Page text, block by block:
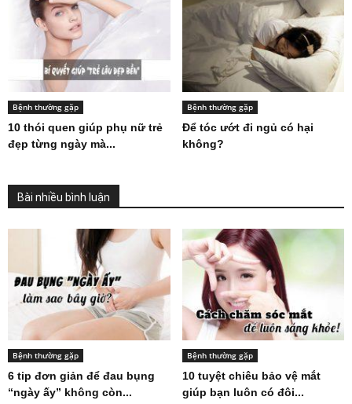
Bệnh thường gặp
10 thói quen giúp phụ nữ trẻ
đẹp từng ngày mà...
Bệnh thường gặp
Để tóc ướt đi ngủ có hại
không?
Bài nhiều bình luận
Bệnh thường gặp
6 tip đơn giản để đau bụng
“ngày ấy” không còn...
Bệnh thường gặp
10 tuyệt chiêu bảo vệ mắt
giúp bạn luôn có đôi...